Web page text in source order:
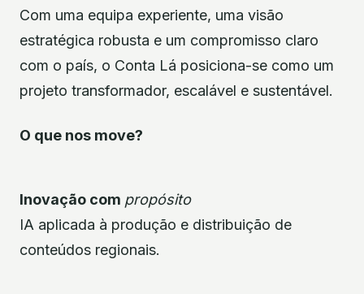
Com uma equipa experiente, uma visão
estratégica robusta e um compromisso claro
com o país, o Conta Lá posiciona-se como um
projeto transformador, escalável e sustentável.
O que nos move?
Inovação com propósito
IA aplicada à produção e distribuição de
conteúdos regionais.